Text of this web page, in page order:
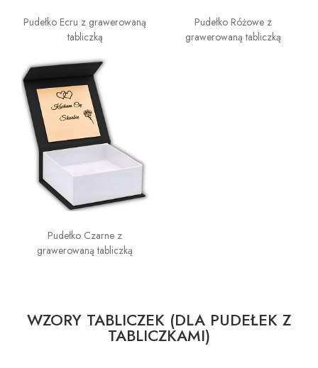
Pudełko Ecru z grawerowaną
tabliczką
Pudełko Różowe z
grawerowaną tabliczką
Pudełko Czarne z
grawerowaną tabliczką
WZORY TABLICZEK (DLA PUDEŁEK Z
TABLICZKAMI)